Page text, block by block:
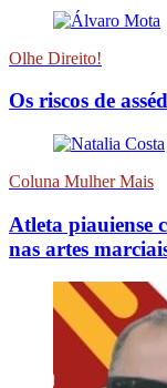
Olhe Direito!
Os riscos de
Coluna Mulher Mais
Atleta piauiense
nas artes